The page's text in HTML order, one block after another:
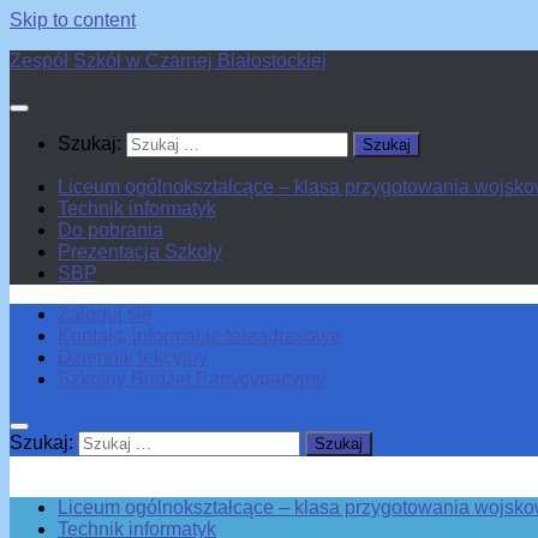
Skip to content
Zespół Szkół w Czarnej Białostockiej
Szukaj:
Liceum ogólnokształcące – klasa przygotowania
Technik informatyk
Do pobrania
Prezentacja Szkoły
SBP
Zaloguj się
Kontakt, informacje teleadresowe
Dziennik lekcyjny
Szkolny Budżet Partycypacyjny
Szukaj:
Liceum ogólnokształcące – klasa przygotowania
Technik informatyk